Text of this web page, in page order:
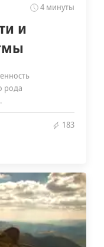
4 минуты
и
рода
183